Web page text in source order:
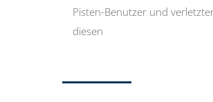
Pisten-Benutzer und
diesen